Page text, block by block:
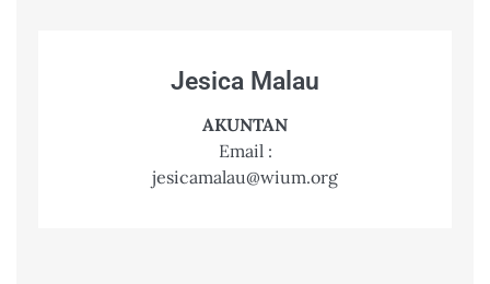
Jesica Malau
AKUNTAN
Email :
jesicamalau@wium.org